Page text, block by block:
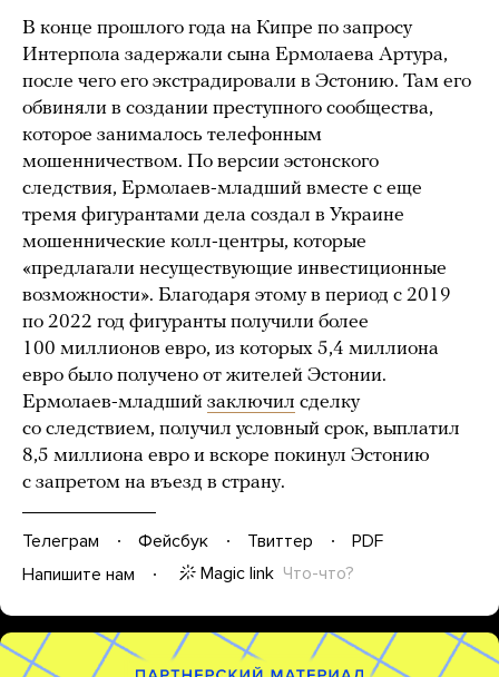
В конце прошлого года на Кипре по запросу
Интерпола задержали сына Ермолаева Артура,
после чего его экстрадировали в Эстонию. Там его
обвиняли в создании преступного сообщества,
которое занималось телефонным
мошенничеством. По версии эстонского
следствия, Ермолаев-младший вместе с еще
тремя фигурантами дела создал в Украине
мошеннические колл-центры, которые
«предлагали несуществующие инвестиционные
возможности». Благодаря этому в период с 2019
по 2022 год фигуранты получили более
100 миллионов евро, из которых 5,4 миллиона
евро было получено от жителей Эстонии.
Ермолаев-младший заключил сделку
со следствием, получил условный срок, выплатил
8,5 миллиона евро и вскоре покинул Эстонию
с запретом на въезд в страну.
Телеграм Фейсбук Твиттер
PDF
Напишите нам
Magic link Что-что?